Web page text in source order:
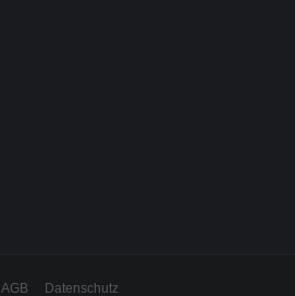
AGB Datenschutz